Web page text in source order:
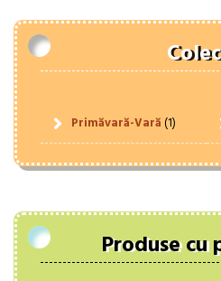
Primăvară-Vară(1)
Produse cu